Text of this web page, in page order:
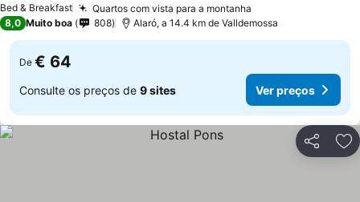
Bed & Breakfast Quartos com vista para a montanha
8,0 Muito boa 808 Alaró, a 14.4 km de Valldemossa
De € 64
Consulte os preços de 9 sites Ver preços
Partilhar